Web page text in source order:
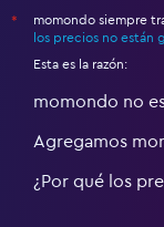
*
momondo siempre
los precios no están
Esta es la razón:
momondo no
Agregamos
¿Por qué los